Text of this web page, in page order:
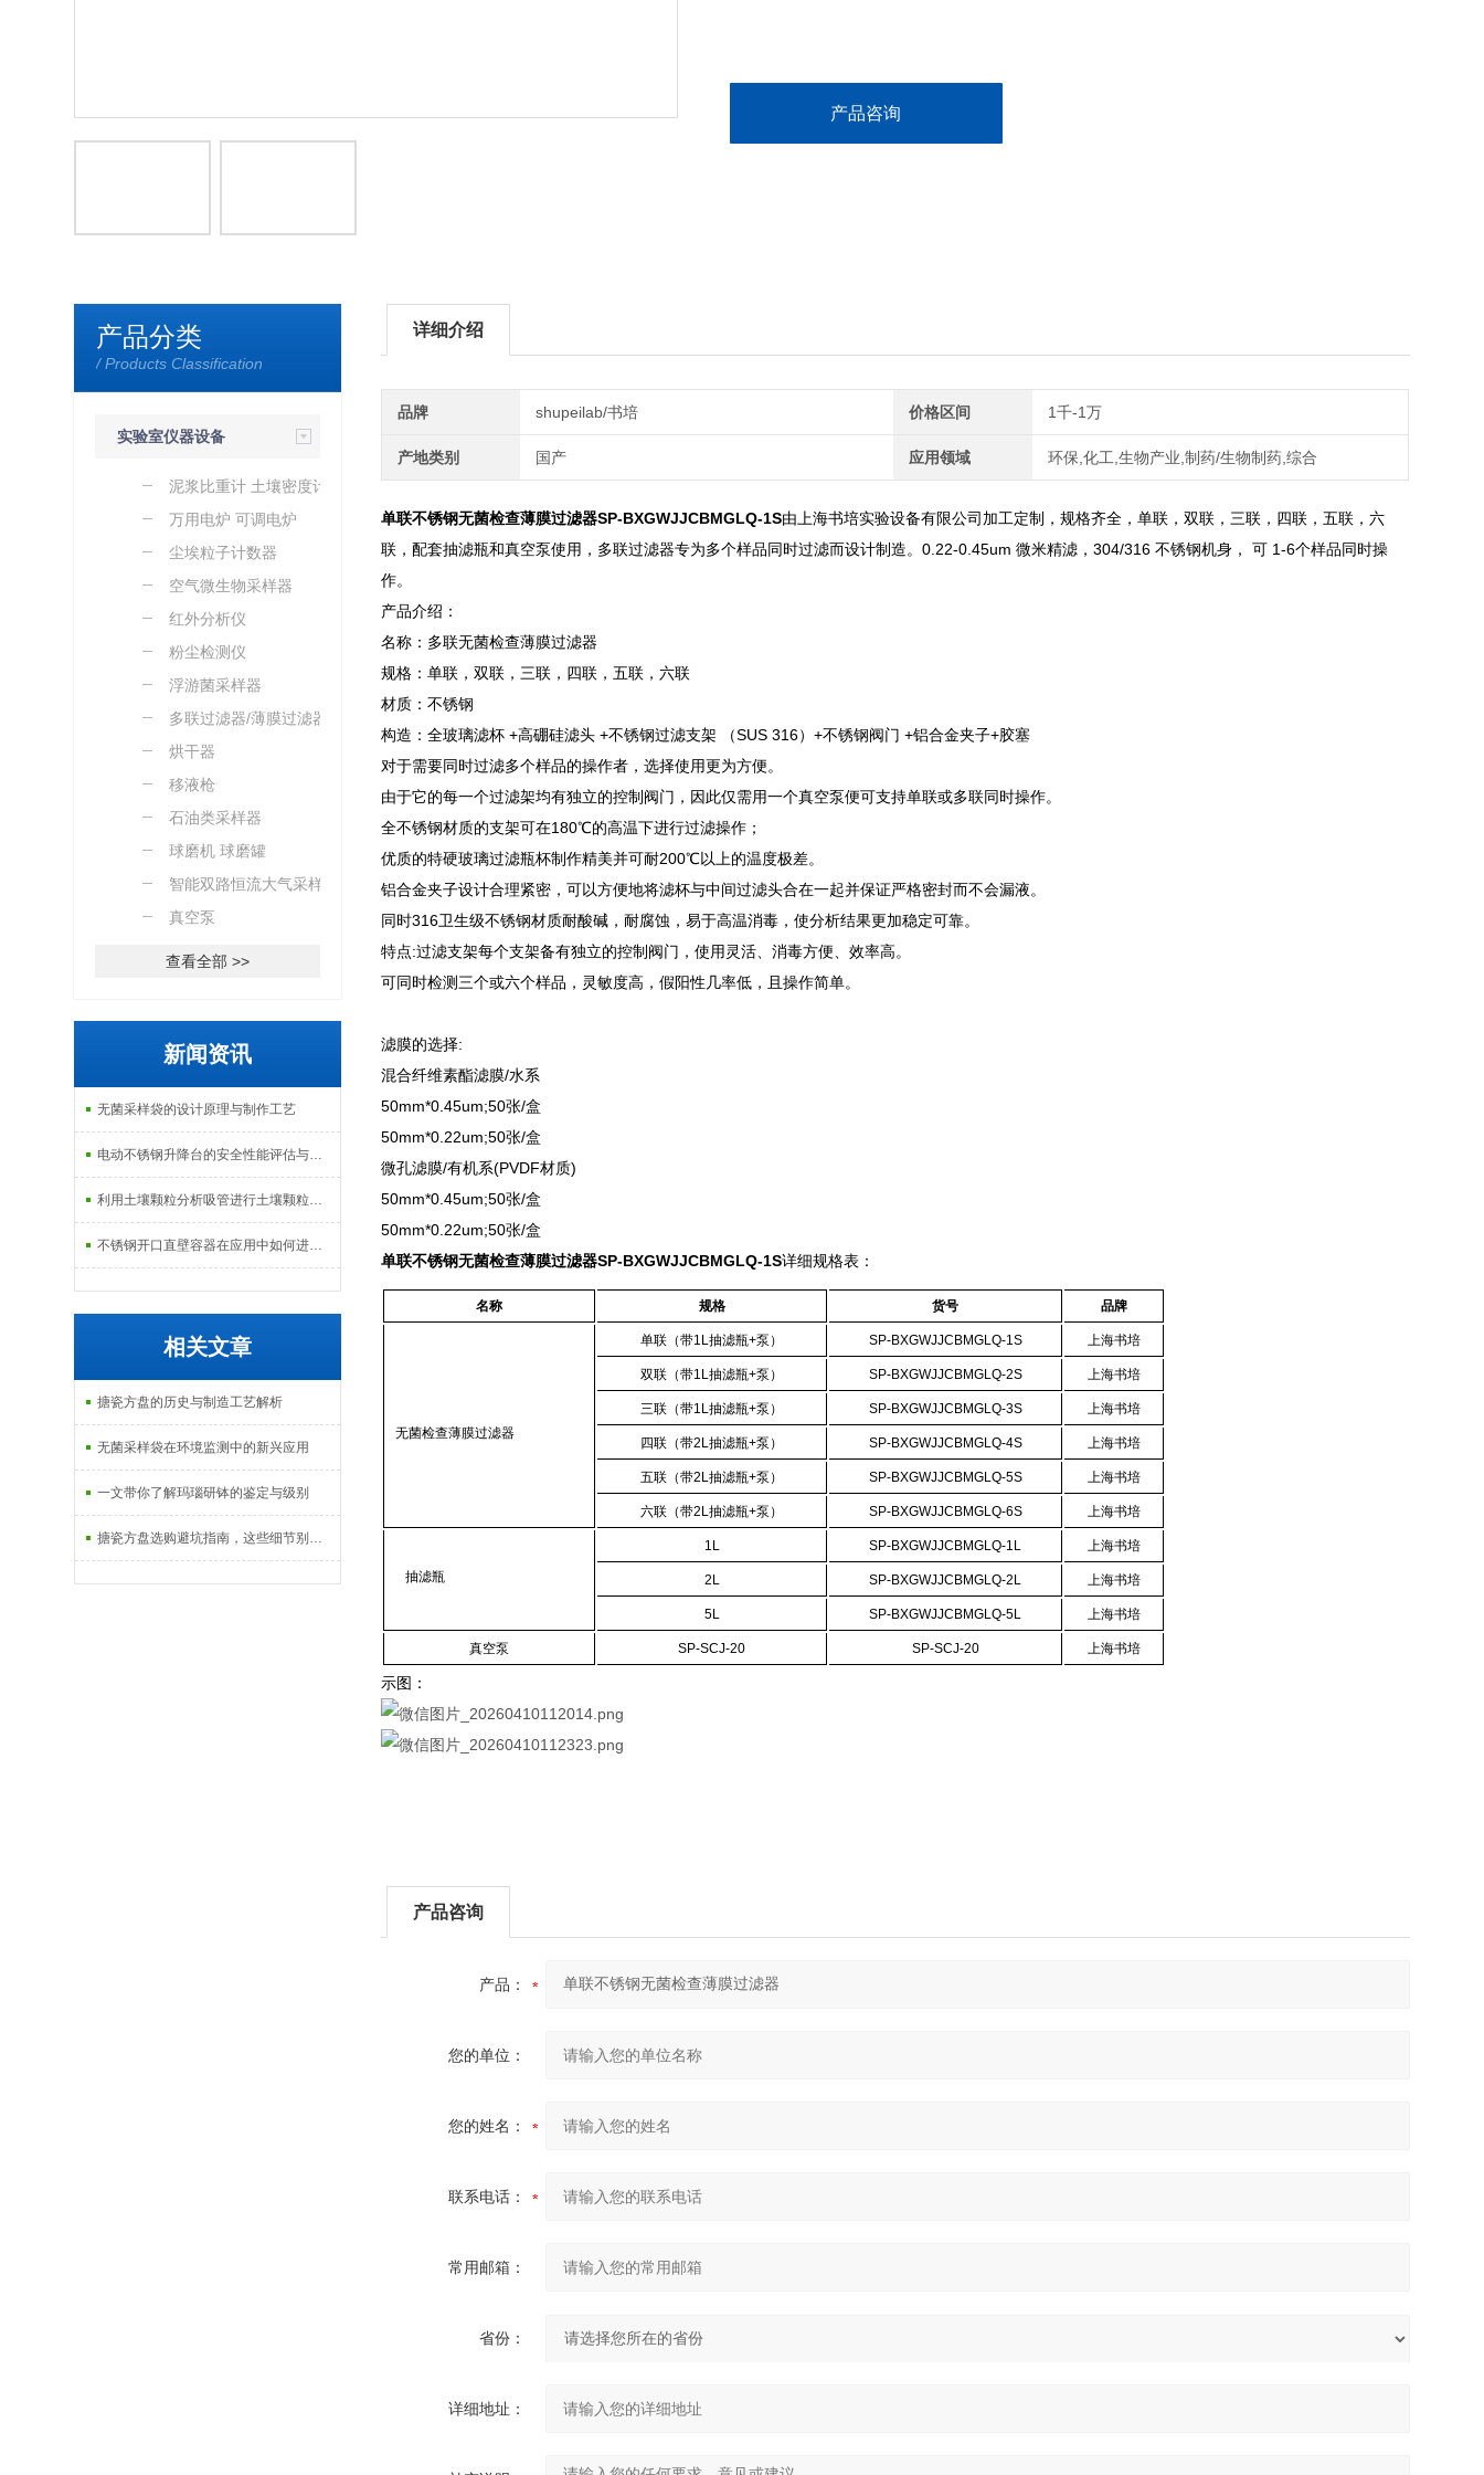
产品咨询
产品分类
/ Products Classification
实验室仪器设备
泥浆比重计 土壤密度计
万用电炉 可调电炉
尘埃粒子计数器
空气微生物采样器
红外分析仪
粉尘检测仪
浮游菌采样器
多联过滤器/薄膜过滤器
烘干器
移液枪
石油类采样器
球磨机 球磨罐
智能双路恒流大气采样器
真空泵
查看全部 >>
新闻资讯
无菌采样袋的设计原理与制作工艺
电动不锈钢升降台的安全性能评估与控制
利用土壤颗粒分析吸管进行土壤颗粒定量分析的研究
不锈钢开口直壁容器在应用中如何进行维护和保养？
相关文章
搪瓷方盘的历史与制造工艺解析
无菌采样袋在环境监测中的新兴应用
一文带你了解玛瑙研钵的鉴定与级别
搪瓷方盘选购避坑指南，这些细节别忽略
详细介绍
品牌 shupeilab/书培 价格区间 1千-1万
产地类别 国产 应用领域 环保,化工,生物产业,制药/生物制药,综合
单联不锈钢无菌检查薄膜过滤器SP-BXGWJJCBMGLQ-1S由上海书培实验设备有限公司加工定制，规格齐全，单联，双联，三联，四联，五联，六
联，配套抽滤瓶和真空泵使用，多联过滤器专为多个样品同时过滤而设计制造。0.22-0.45um 微米精滤，304/316 不锈钢机身， 可 1-6个样品同时操
作。
产品介绍：
名称：多联无菌检查薄膜过滤器
规格：单联，双联，三联，四联，五联，六联
材质：不锈钢
构造：全玻璃滤杯 +高硼硅滤头 +不锈钢过滤支架 （SUS 316）+不锈钢阀门 +铝合金夹子+胶塞
对于需要同时过滤多个样品的操作者，选择使用更为方便。
由于它的每一个过滤架均有独立的控制阀门，因此仅需用一个真空泵便可支持单联或多联同时操作。
全不锈钢材质的支架可在180℃的高温下进行过滤操作；
优质的特硬玻璃过滤瓶杯制作精美并可耐200℃以上的温度极差。
铝合金夹子设计合理紧密，可以方便地将滤杯与中间过滤头合在一起并保证严格密封而不会漏液。
同时316卫生级不锈钢材质耐酸碱，耐腐蚀，易于高温消毒，使分析结果更加稳定可靠。
特点:过滤支架每个支架备有独立的控制阀门，使用灵活、消毒方便、效率高。
可同时检测三个或六个样品，灵敏度高，假阳性几率低，且操作简单。
滤膜的选择:
混合纤维素酯滤膜/水系
50mm*0.45um;50张/盒
50mm*0.22um;50张/盒
微孔滤膜/有机系(PVDF材质)
50mm*0.45um;50张/盒
50mm*0.22um;50张/盒
单联不锈钢无菌检查薄膜过滤器SP-BXGWJJCBMGLQ-1S详细规格表：
名称 规格 货号 品牌
无菌检查薄膜过滤器
单联（带1L抽滤瓶+泵） SP-BXGWJJCBMGLQ-1S 上海书培
双联（带1L抽滤瓶+泵） SP-BXGWJJCBMGLQ-2S 上海书培
三联（带1L抽滤瓶+泵） SP-BXGWJJCBMGLQ-3S 上海书培
四联（带2L抽滤瓶+泵） SP-BXGWJJCBMGLQ-4S 上海书培
五联（带2L抽滤瓶+泵） SP-BXGWJJCBMGLQ-5S 上海书培
六联（带2L抽滤瓶+泵） SP-BXGWJJCBMGLQ-6S 上海书培
抽滤瓶
1L SP-BXGWJJCBMGLQ-1L 上海书培
2L SP-BXGWJJCBMGLQ-2L 上海书培
5L SP-BXGWJJCBMGLQ-5L 上海书培
真空泵 SP-SCJ-20 SP-SCJ-20 上海书培
示图：
产品咨询
产品：
您的单位：
您的姓名：
联系电话：
常用邮箱：
省份：
详细地址：